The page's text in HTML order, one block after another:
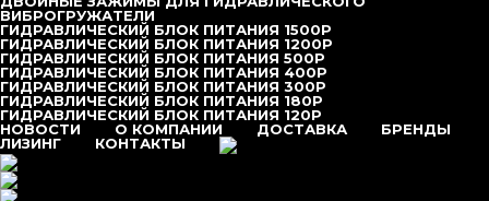
ВИБРОГРУЖАТЕЛИ
ГИДРАВЛИЧЕСКИЙ БЛОК ПИТАНИЯ 1500P
ГИДРАВЛИЧЕСКИЙ БЛОК ПИТАНИЯ 1200P
ГИДРАВЛИЧЕСКИЙ БЛОК ПИТАНИЯ 500P
ГИДРАВЛИЧЕСКИЙ БЛОК ПИТАНИЯ 400P
ГИДРАВЛИЧЕСКИЙ БЛОК ПИТАНИЯ 300P
ГИДРАВЛИЧЕСКИЙ БЛОК ПИТАНИЯ 180P
ГИДРАВЛИЧЕСКИЙ БЛОК ПИТАНИЯ 120P
НОВОСТИ
О КОМПАНИИ ДОСТАВКА
БРЕНДЫ
ЛИЗИНГ
КОНТАКТЫ
TOPDRILL в Попечительском совете РСБИ
сайт РСБИ